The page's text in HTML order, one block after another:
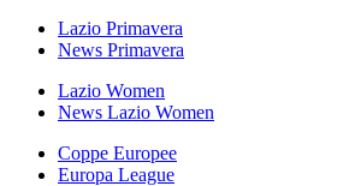
Lazio Primavera
News Primavera
Lazio Women
News Lazio Women
Coppe Europee
Europa League